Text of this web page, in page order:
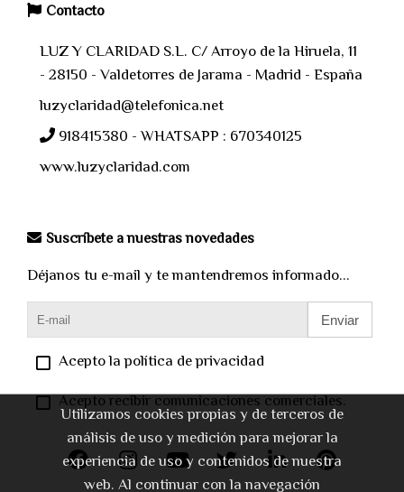
Contacto
LUZ Y CLARIDAD S.L. C/ Arroyo de la Hiruela, 11
- 28150 - Valdetorres de Jarama - Madrid - España
luzyclaridad@telefonica.net
918415380 - WHATSAPP : 670340125
www.luzyclaridad.com
Suscríbete a nuestras novedades
Déjanos tu e-mail y te mantendremos informado...
Enviar
Acepto la política de privacidad
Acepto recibir comunicaciones comerciales.
Utilizamos cookies propias y de terceros de
análisis de uso y medición para mejorar la
experiencia de uso y contenidos de nuestra
web. Al continuar con la navegación